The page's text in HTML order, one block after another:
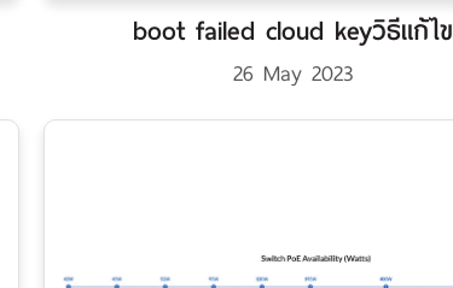
boot failed cloud keyวิธีแก้ไข
26 May 2023